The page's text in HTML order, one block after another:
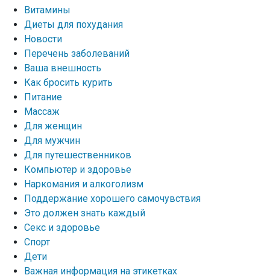
Витамины
Диеты для похудания
Новости
Перечень заболеваний
Ваша внешность
Как бросить курить
Питание
Массаж
Для женщин
Для мужчин
Для путешественников
Компьютер и здоровье
Наркомания и алкоголизм
Поддержание хорошего самочувствия
Это должен знать каждый
Секс и здоровье
Спорт
Дети
Важная информация на этикетках